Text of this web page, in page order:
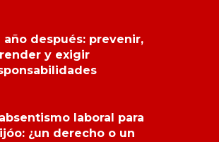
año después: prevenir,
y exigir
laboral para
¿un derecho o un